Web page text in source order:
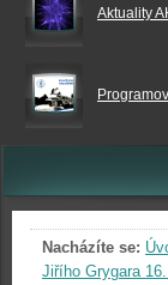
Aktuality
Nacházíte se:
Jiřího Grygara